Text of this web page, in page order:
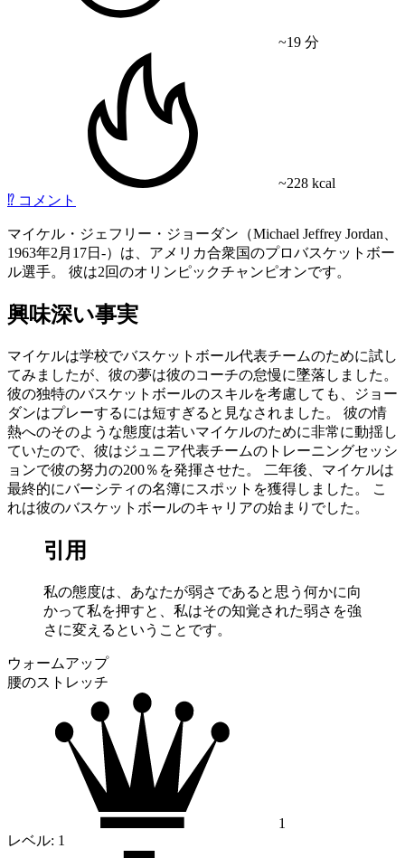
~19 分
~228 kcal
⁉️ コメント
マイケル・ジェフリー・ジョーダン（Michael Jeffrey Jordan、
1963年2月17日-）は、アメリカ合衆国のプロバスケットボー
ル選手。 彼は2回のオリンピックチャンピオンです。
興味深い事実
マイケルは学校でバスケットボール代表チームのために試し
てみましたが、彼の夢は彼のコーチの怠慢に墜落しました。
彼の独特のバスケットボールのスキルを考慮しても、ジョー
ダンはプレーするには短すぎると見なされました。 彼の情
熱へのそのような態度は若いマイケルのために非常に動揺し
ていたので、彼はジュニア代表チームのトレーニングセッシ
ョンで彼の努力の200％を発揮させた。 二年後、マイケルは
最終的にバーシティの名簿にスポットを獲得しました。 こ
れは彼のバスケットボールのキャリアの始まりでした。
引用
私の態度は、あなたが弱さであると思う何かに向
かって私を押すと、私はその知覚された弱さを強
さに変えるということです。
ウォームアップ
腰のストレッチ
1
レベル: 1